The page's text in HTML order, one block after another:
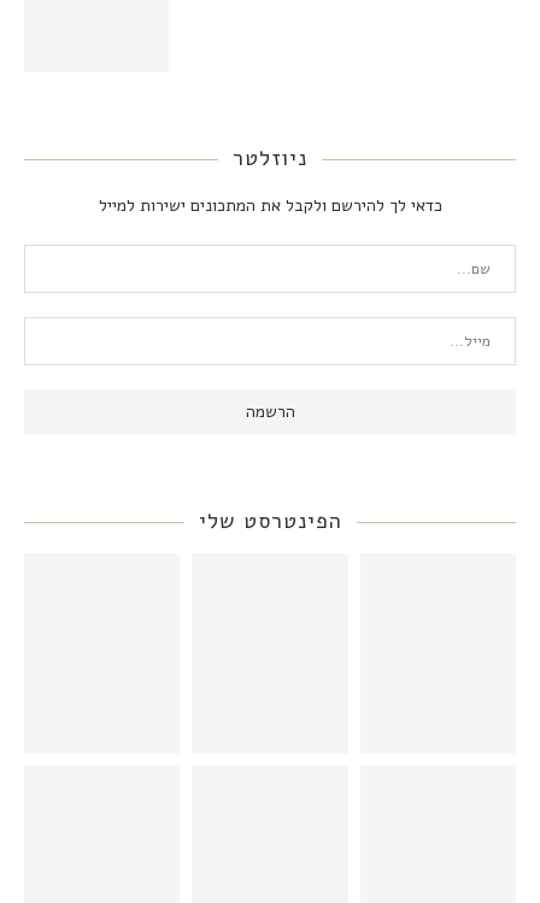
ניוזלטר
כדאי לך להירשם ולקבל את המתכונים ישירות למייל
הפינטרסט שלי